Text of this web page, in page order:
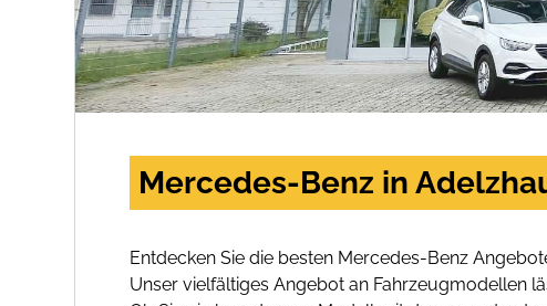
Mercedes-Benz in
Entdecken Sie die besten Mercedes-Benz
Unser vielfältiges Angebot an Fahrzeugmodellen